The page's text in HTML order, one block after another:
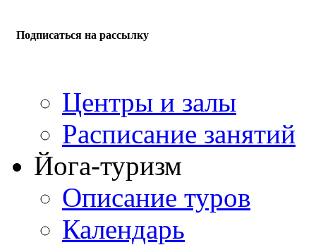
Подписаться на рассылку
Центры и залы
Расписание занятий
Йога-туризм
Описание туров
Календарь